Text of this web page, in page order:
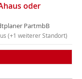
oder
PartmbB
(+1 weiterer Standort)